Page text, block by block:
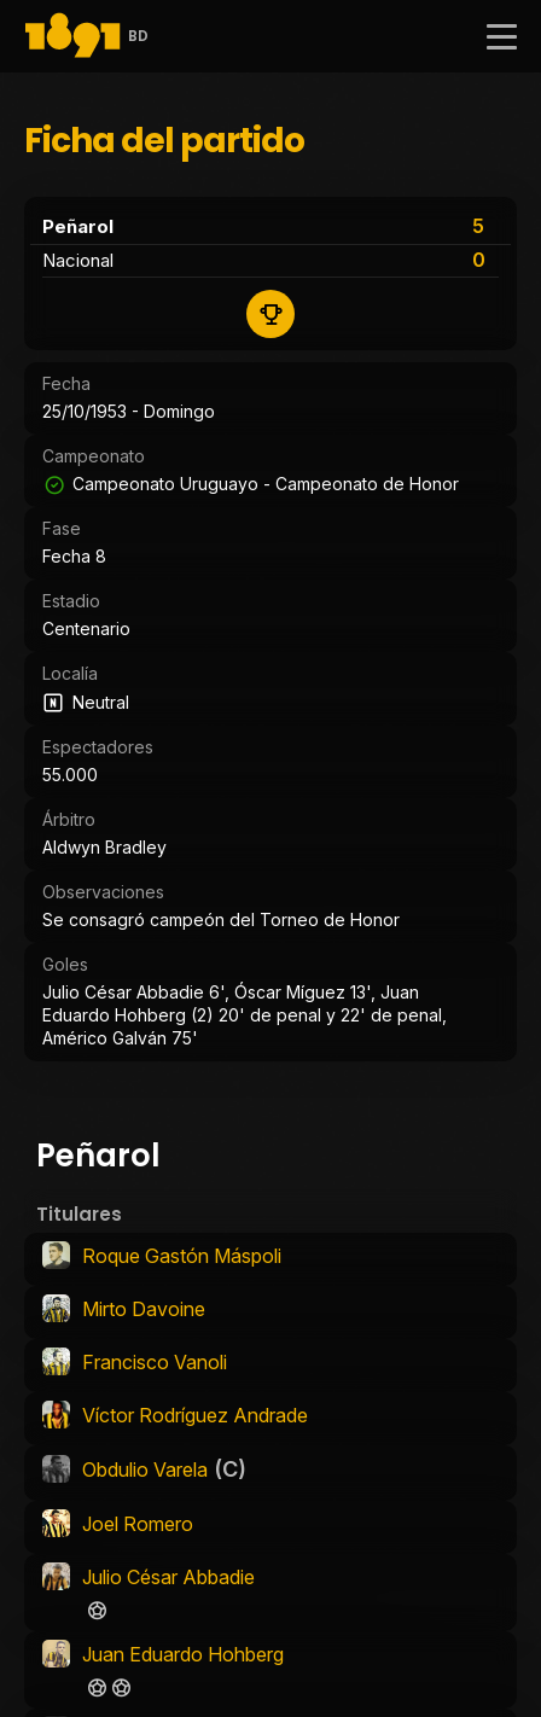
BD
Ficha del partido
Peñarol
5
0
Nacional
Fecha
25/10/1953 - Domingo
Campeonato
Campeonato Uruguayo - Campeonato de Honor
Fase
Fecha 8
Estadio
Centenario
Localía
Neutral
Espectadores
55.000
Árbitro
Aldwyn Bradley
Observaciones
Se consagró campeón del Torneo de Honor
Goles
Julio César Abbadie 6', Óscar Míguez 13', Juan
Eduardo Hohberg (2) 20' de penal y 22' de penal,
Américo Galván 75'
Peñarol
Titulares
Roque Gastón Máspoli
Mirto Davoine
Francisco Vanoli
Víctor Rodríguez Andrade
Obdulio Varela (C)
Joel Romero
Julio César Abbadie
Juan Eduardo Hohberg